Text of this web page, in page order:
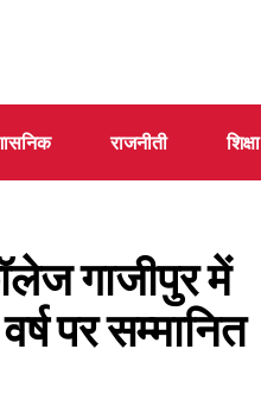
राजनीती शिक्षा
गाजीपुर में
पर सम्मानित